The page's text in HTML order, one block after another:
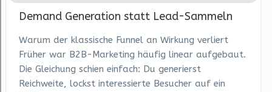
Demand Generation statt Lead-Sammeln
Warum der klassische Funnel an Wirkung verliert
Früher war B2B-Marketing häufig linear aufgebaut.
Die Gleichung schien einfach: Du generierst
Reichweite, lockst interessierte Besucher auf ein